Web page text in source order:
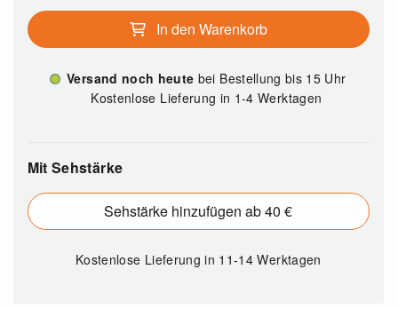
In den Warenkorb
Versand noch heute bei Bestellung bis 15 Uhr
Kostenlose Lieferung in 1-4 Werktagen
Mit Sehstärke
Sehstärke hinzufügen ab 40 €
Kostenlose Lieferungin 11-14 Werktagen